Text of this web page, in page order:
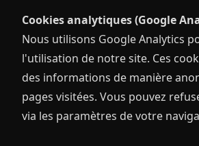
Cookies analytiques (Google
Nous utilisons Google Analytics
l'utilisation de notre site. Ces
des informations de manière
pages visitées. Vous pouvez
via les paramètres de votre